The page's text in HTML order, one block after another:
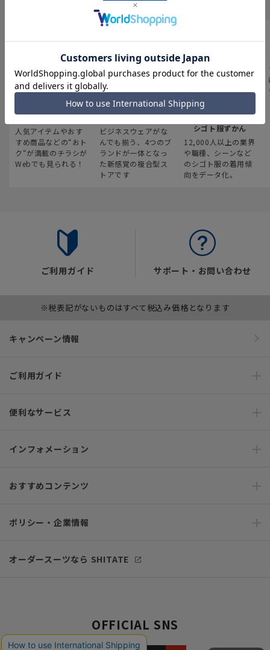
最新のお買い得情報
人気アイテムやおす
すめ商品などの“おト
ク“が満載のチラシが
Webでも見られる！
スーツスクエア
ビジネスウェアがな
んでも揃う、4つのブ
ランドが一体となっ
た新感覚の複合型ス
トアです
みんなの
シゴト服ずかん
12,000人以上の業界
や職種、シーンなど
のシゴト服の着用傾
向をデータ化。
ご利用ガイド サポート・お問い合わせ
※税表記がないものはすべて税込み価格となります
キャンペーン情報
ご利用ガイド
便利なサービス
インフォメーション
おすすめコンテンツ
ポリシー・企業情報
オーダースーツなら SHITATE
OFFICIAL SNS